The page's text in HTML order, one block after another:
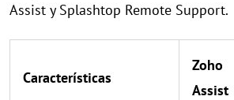
Assist y Splashtop Remote Support.
Características
Zoho
Assist